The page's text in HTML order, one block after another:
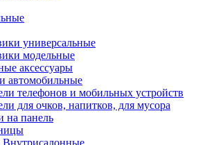
универсальные
модельные
аксессуары
автомобильные
телефонов и мобильных устройств
для очков, напитков, для мусора
на панель